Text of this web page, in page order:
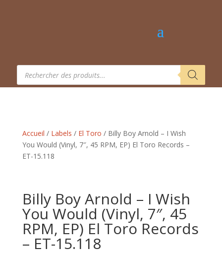
Recherche
produits
Accueil / Labels / El Toro / Billy Boy Arnold – I Wish
You Would (Vinyl, 7″, 45 RPM, EP) El Toro Records –
ET-15.118
Billy Boy Arnold – I Wish
You Would (Vinyl, 7″, 45
RPM, EP) El Toro Records
– ET-15.118